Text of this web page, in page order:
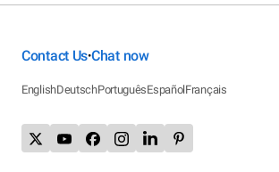
Contact Us•Chat now
EnglishDeutschPortuguêsEspañolFrançais